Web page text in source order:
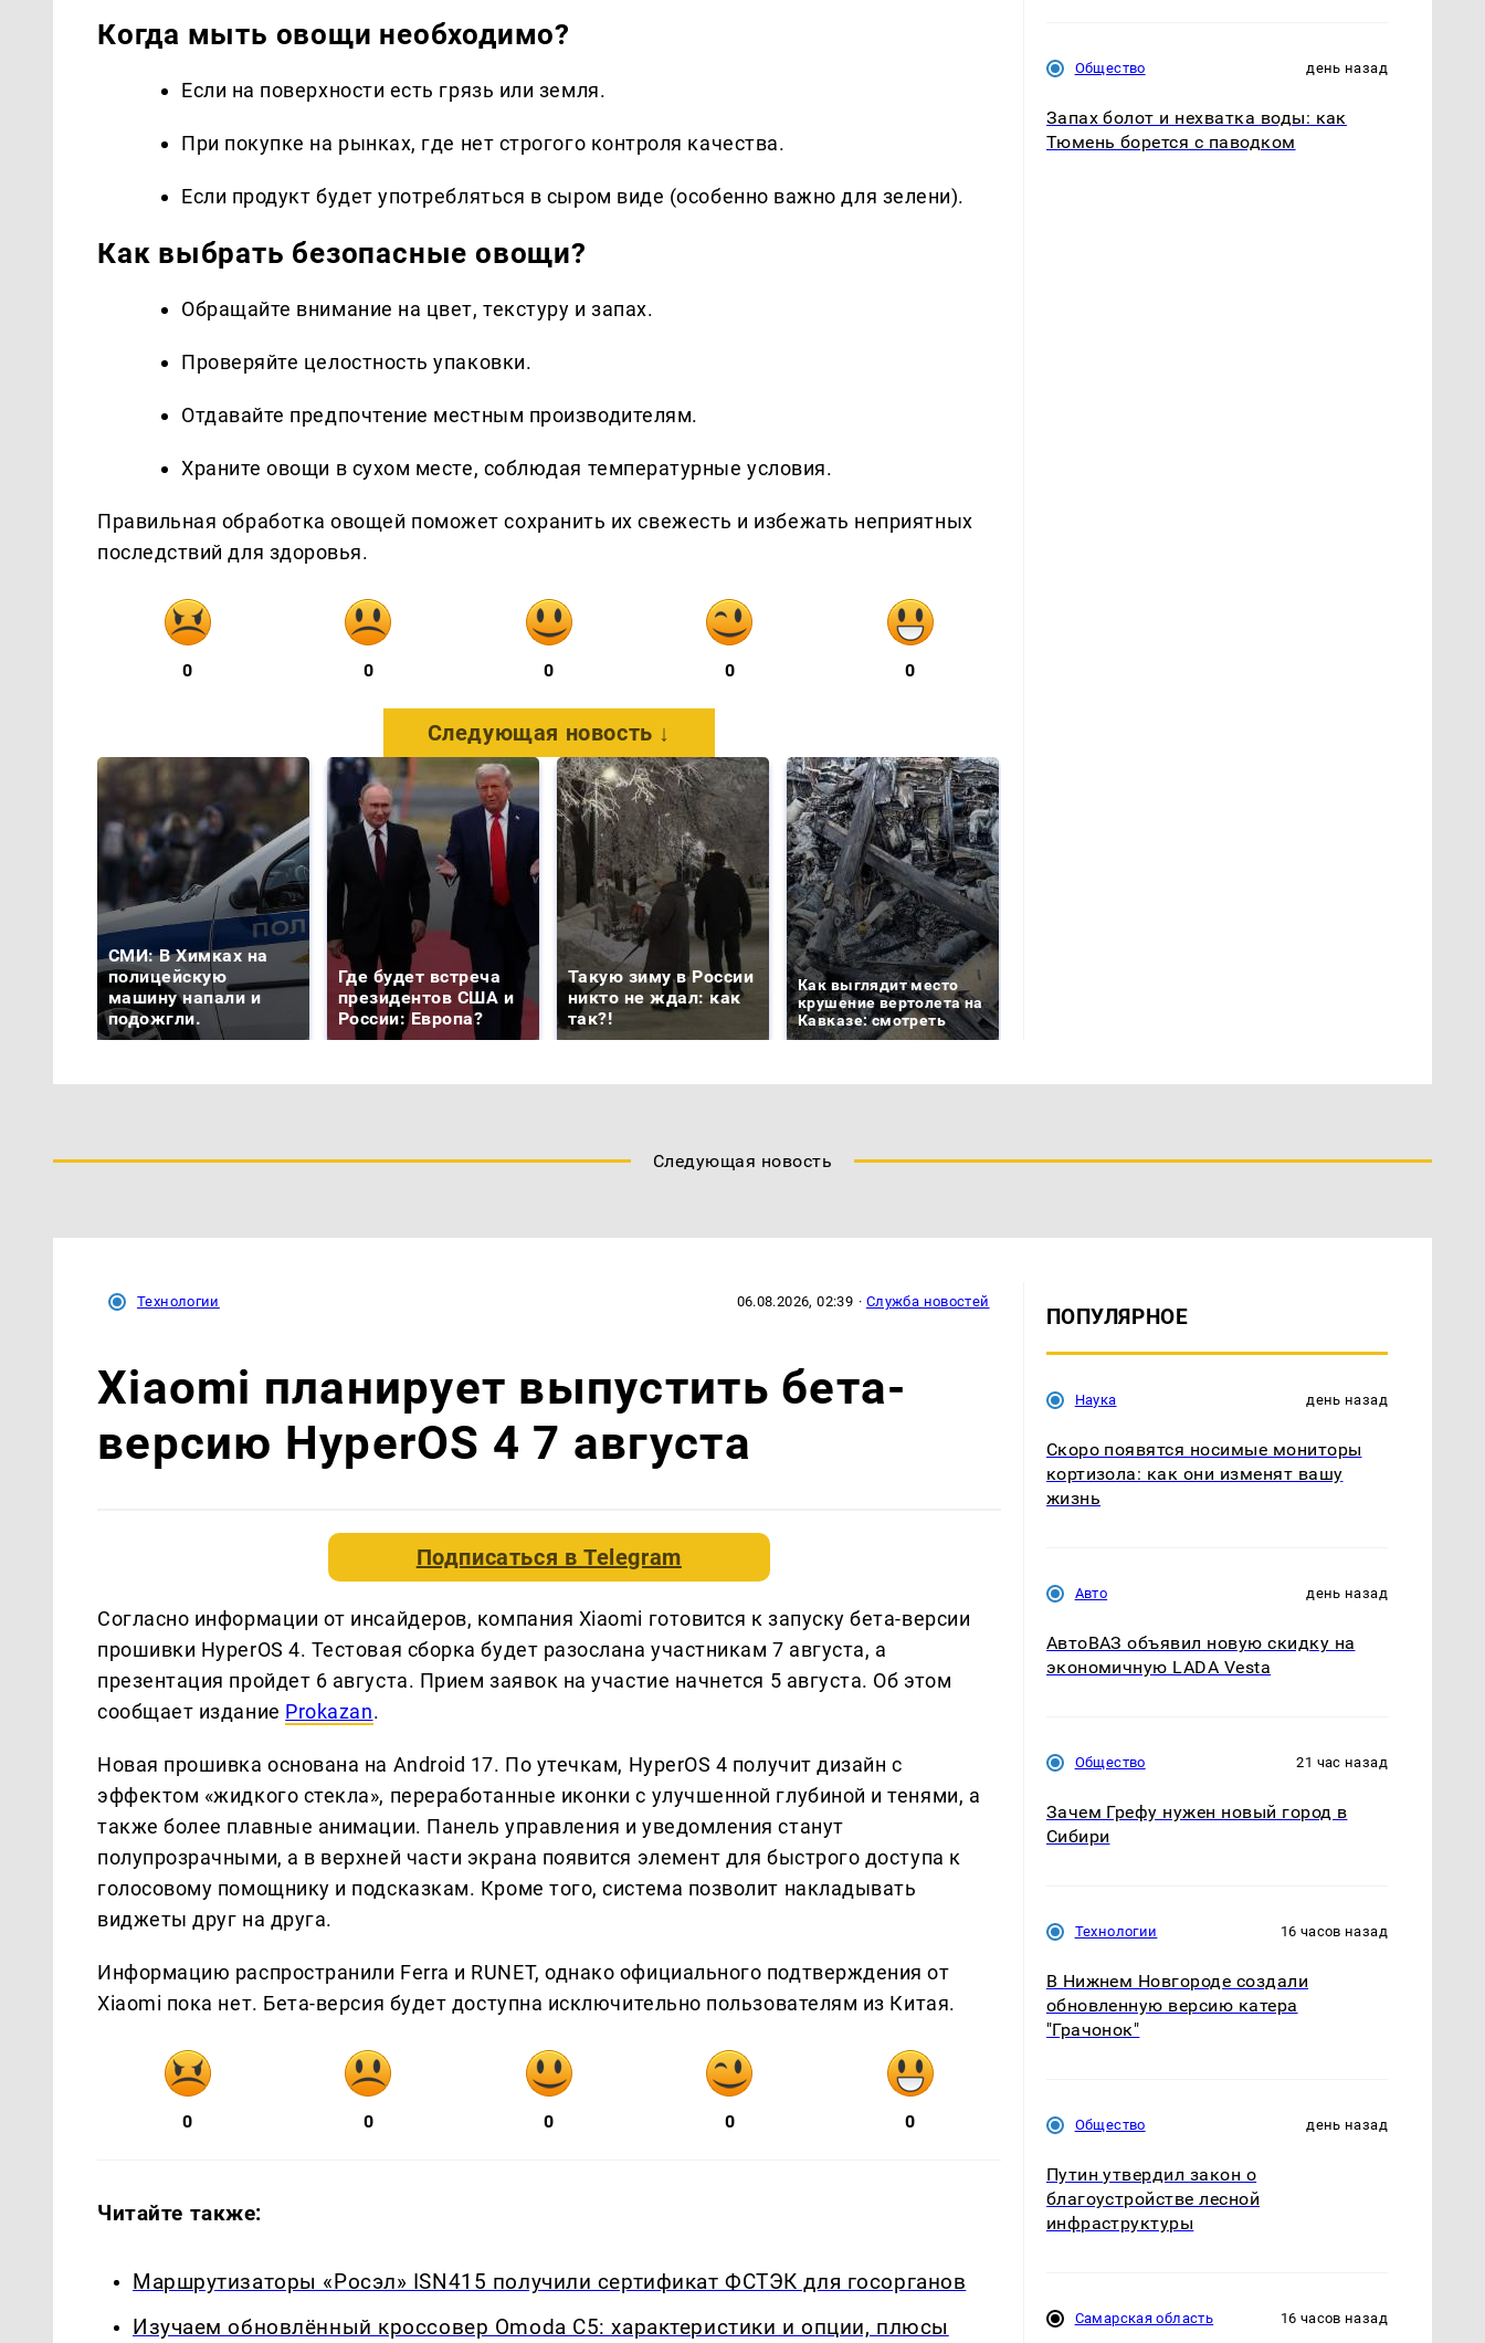
Когда мыть овощи необходимо?
Если на поверхности есть грязь или земля.
При покупке на рынках, где нет строгого контроля качества.
Если продукт будет употребляться в сыром виде (особенно важно для зелени).
Как выбрать безопасные овощи?
Обращайте внимание на цвет, текстуру и запах.
Проверяйте целостность упаковки.
Отдавайте предпочтение местным производителям.
Храните овощи в сухом месте, соблюдая температурные условия.
Правильная обработка овощей поможет сохранить их свежесть и избежать неприятных
последствий для здоровья.
0 0 0 0 0
Следующая новость ↓
СМИ: В Химках на
полицейскую
машину напали и
подожгли.
Где будет встреча
президентов США и
России: Европа?
Такую зиму в России
никто не ждал: как
так?!
Как выглядит место
крушение вертолета на
Кавказе: смотреть
Общество день назад
Запах болот и нехватка воды: как
Тюмень борется с паводком
Следующая новость
Технологии 06.08.2026, 02:39 · Служба новостей
Xiaomi планирует выпустить бета-
версию HyperOS 4 7 августа
Подписаться вTelegram
Согласно информации от инсайдеров, компания Xiaomi готовится к запуску бета-версии
прошивки HyperOS 4. Тестовая сборка будет разослана участникам 7 августа, а
презентация пройдет 6 августа. Прием заявок на участие начнется 5 августа. Об этом
сообщает издание Prokazan.
Новая прошивка основана на Android 17. По утечкам, HyperOS 4 получит дизайн с
эффектом «жидкого стекла», переработанные иконки с улучшенной глубиной и тенями, а
также более плавные анимации. Панель управления и уведомления станут
полупрозрачными, а в верхней части экрана появится элемент для быстрого доступа к
голосовому помощнику и подсказкам. Кроме того, система позволит накладывать
виджеты друг на друга.
Информацию распространили Ferra и RUNET, однако официального подтверждения от
Xiaomi пока нет. Бета-версия будет доступна исключительно пользователям из Китая.
0 0 0 0 0
Читайте также:
Маршрутизаторы «Росэл» ISN415 получили сертификат ФСТЭК для госорганов
Изучаем обновлённый кроссовер Omoda C5: характеристики и опции, плюсы
ПОПУЛЯРНОЕ
Наука день назад
Скоро появятся носимые мониторы
кортизола: как они изменят вашу
жизнь
Авто день назад
АвтоВАЗ объявил новую скидку на
экономичную LADA Vesta
Общество 21 час назад
Зачем Грефу нужен новый город в
Сибири
Технологии 16 часов назад
В Нижнем Новгороде создали
обновленную версию катера
"Грачонок"
Общество день назад
Путин утвердил закон о
благоустройстве лесной
инфраструктуры
Самарская область 16 часов назад